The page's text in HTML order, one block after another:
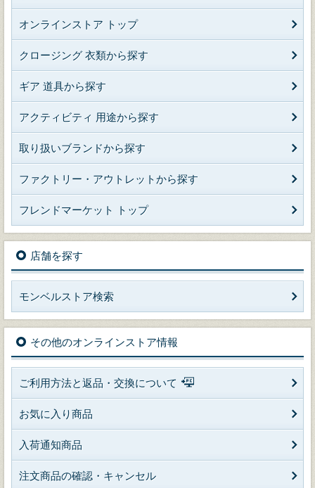
オンラインストア トップ
クロージング 衣類から探す
ギア 道具から探す
アクティビティ 用途から探す
取り扱いブランドから探す
ファクトリー・アウトレットから探す
フレンドマーケット トップ
店舗を探す
モンベルストア検索
その他のオンラインストア情報
ご利用方法と返品・交換について
お気に入り商品
入荷通知商品
注文商品の確認・キャンセル